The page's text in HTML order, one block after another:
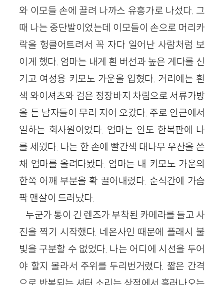
와 이모들 손에 끌려 나까스 유흥가로 나섰다. 그
때 나는 중단발이었는데 이모들이 손으로 머리카
락을 헝클어트려서 꼭 자다 일어난 사람처럼 보
이게 했다. 엄마는 내게 흰 버선과 높은 게다를 신
기고 여성용 키모노 가운을 입혔다. 거리에는 흰
색 와이셔츠와 검은 정장바지 차림으로 서류가방
을 든 남자들이 무리 지어 오갔다. 주로 인근에서
일하는 회사원이었다. 엄마는 인도 한복판에 나
를 세웠다. 나는 한 손에 빨간색 대나무 우산을 쓴
채 엄마를 올려다봤다. 엄마는 내 키모노 가운의
한쪽 어깨 부분을 확 끌어내렸다. 순식간에 가슴
팍 맨살이 드러났다.
누군가 통이 긴 렌즈가 부착된 카메라를 들고 사
진을 찍기 시작했다. 네온사인 때문에 플래시 불
빛을 구분할 수 없었다. 나는 어디에 시선을 두어
야 할지 몰라서 주위를 두리번거렸다. 짧은 간격